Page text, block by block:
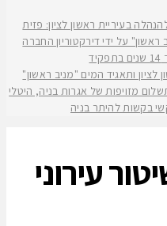
בעיריית ראשון לציון: פזית
על ידי דירקטוריון החברה
לציון ותאגיד המים "מניב ראשון"
מזויפות של אגרות בניה, היטלי
בקשות להיתר בניה
עירוני